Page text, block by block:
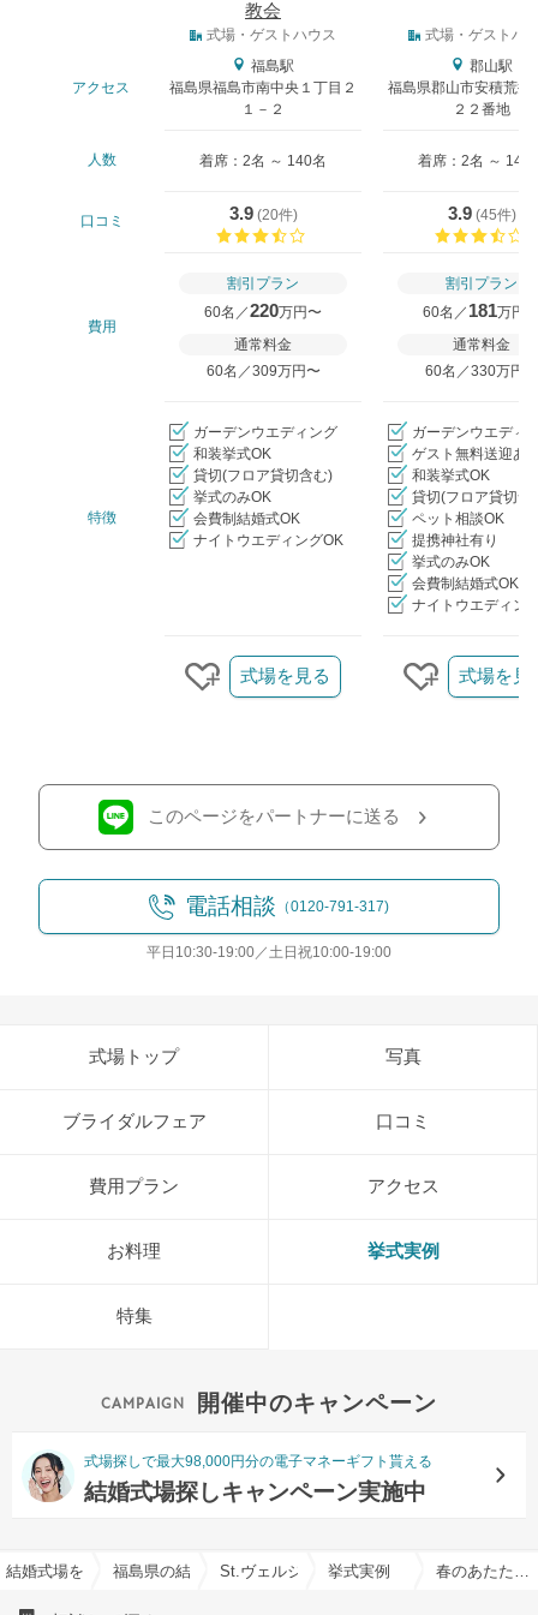
教会
式場・ゲストハウス 式場・ゲストハ
アクセス
福島駅
福島県福島市南中央１丁目２
１－２
郡山駅
福島県郡山市安積荒井
２２番地
人数 着席：2名 ～ 140名 着席：2名 ～ 142
口コミ 3.9(20件)
3.9(45件)
費用
割引プラン
60名／220万円〜
通常料金
60名／309万円〜
割引プラン
60名／ 181万円
通常料金
60名／330万円〜
特徴
ガーデンウエディング
和装挙式OK
貸切(フロア貸切含む)
挙式のみOK
会費制結婚式OK
ナイトウエディングOK
ガーデンウエディ
ゲスト無料送迎あ
和装挙式OK
貸切(フロア貸切含
ペット相談OK
提携神社有り
挙式のみOK
会費制結婚式OK
ナイトウエディン
クリップする
式場を見る
クリップす
式場を見
このページをパートナーに送る
電話相談 （0120-791-317)
平日10:30-19:00／土日祝10:00-19:00
式場トップ 写真
ブライダルフェア 口コミ
費用プラン アクセス
お料理 挙式実例
特集
開催中のキャンペーン
式場探しで最大98,000円分の電子マネーギフト貰える
結婚式場探しキャンペーン実施中
結婚式場を探すならハナユメ
福島県の結婚式場一覧St.ヴェルジェ教会＆ゲストハウス21/
挙式実例 春のあたたかさと笑顔にあふれる結婚式